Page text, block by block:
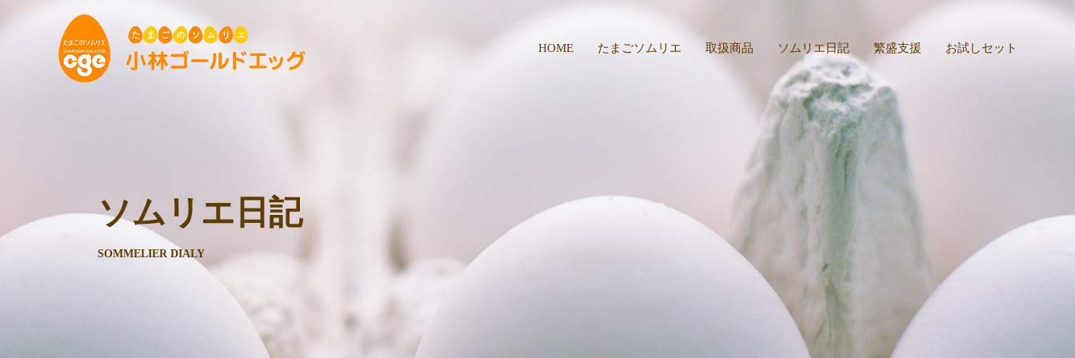
HOME たまごソムリエ 取扱商品 ソムリエ日記 繁盛支援 お試しセット
ソムリエ日記
SOMMELIER DIALY